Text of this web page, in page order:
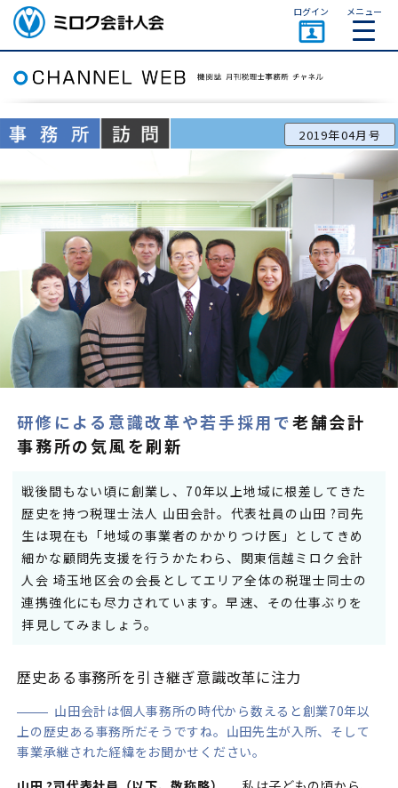
ミロク会計人会 MIROKU
ACCOUNTING PERSON
ASSOCIATION
ログイン メニュー
2019年04月号
研修による意識改革や若手採用で老舗会計
事務所の気風を刷新
戦後間もない頃に創業し、70年以上地域に根差してきた
歴史を持つ税理士法人 山田会計。代表社員の山田 ?司先
生は現在も「地域の事業者のかかりつけ医」としてきめ
細かな顧問先支援を行うかたわら、関東信越ミロク会計
人会 埼玉地区会の会長としてエリア全体の税理士同士の
連携強化にも尽力されています。早速、その仕事ぶりを
拝見してみましょう。
歴史ある事務所を引き継ぎ意識改革に注力
山田会計は個人事務所の時代から数えると創業70年以
上の歴史ある事務所だそうですね。山田先生が入所、そして
事業承継された経緯をお聞かせください。